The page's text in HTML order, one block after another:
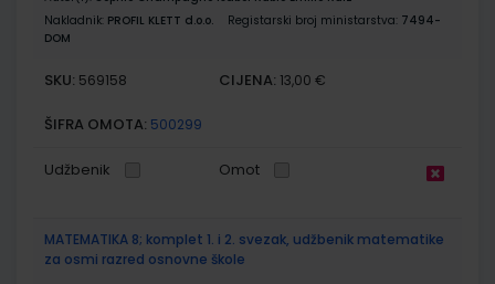
Nakladnik: PROFIL KLETT d.o.o. Registarski broj ministarstva: 7494-
DOM
SKU: 569158 CIJENA: 13,00 €
ŠIFRA OMOTA: 500299
Udžbenik Omot
MATEMATIKA 8; komplet 1. i 2. svezak, udžbenik matematike
za osmi razred osnovne škole